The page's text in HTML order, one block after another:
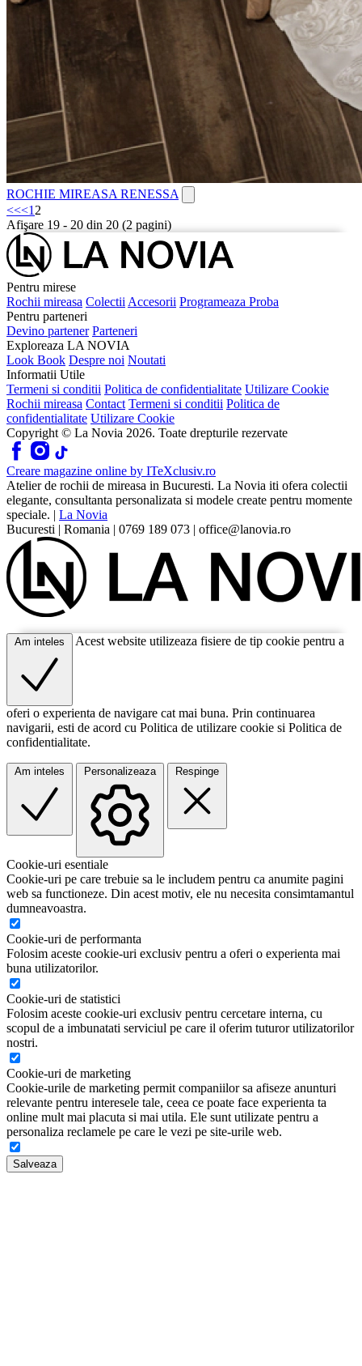
ROCHIE MIREASA RENESSA
<<<1 2
Afişare 19 - 20 din 20 (2 pagini)
Pentru mirese
Rochii mireasa Colectii Accesorii Programeaza Proba
Pentru parteneri
Devino partener Parteneri
Exploreaza LA NOVIA
Look Book Despre noi Noutati
Informatii Utile
Termeni si conditii Politica de confidentialitate Utilizare Cookie
Rochii mireasa Contact Termeni si conditii Politica de
confidentialitate Utilizare Cookie
Copyright © La Novia 2026. Toate drepturile rezervate
Creare magazine online by ITeXclusiv.ro
Atelier de rochii de mireasa in Bucuresti. La Novia iti ofera colectii
elegante, consultanta personalizata si modele create pentru momente
speciale. | La Novia
Bucuresti | Romania | 0769 189 073 | office@lanovia.ro
Acest website utilizeaza fisiere de tip cookie pentru a
oferi o experienta de navigare cat mai buna. Prin continuarea
navigarii, esti de acord cu Politica de utilizare cookie si Politica de
confidentialitate.
Cookie-uri esentiale
Cookie-uri pe care trebuie sa le includem pentru ca anumite pagini
web sa functioneze. Din acest motiv, ele nu necesita consimtamantul
dumneavoastra.
Cookie-uri de performanta
Folosim aceste cookie-uri exclusiv pentru a oferi o experienta mai
buna utilizatorilor.
Cookie-uri de statistici
Folosim aceste cookie-uri exclusiv pentru cercetare interna, cu
scopul de a imbunatati serviciul pe care il oferim tuturor utilizatorilor
nostri.
Cookie-uri de marketing
Cookie-urile de marketing permit companiilor sa afiseze anunturi
relevante pentru interesele tale, ceea ce poate face experienta ta
online mult mai placuta si mai utila. Ele sunt utilizate pentru a
personaliza reclamele pe care le vezi pe site-urile web.
Salveaza